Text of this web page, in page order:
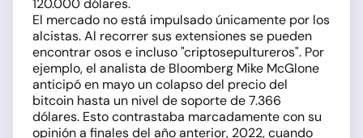
120.000 dólares.
El mercado no está impulsado únicamente por los
alcistas. Al recorrer sus extensiones se pueden
encontrar osos e incluso "criptosepultureros". Por
ejemplo, el analista de Bloomberg Mike McGlone
anticipó en mayo un colapso del precio del
bitcoin hasta un nivel de soporte de 7.366
dólares. Esto contrastaba marcadamente con su
opinión a finales del año anterior, 2022, cuando